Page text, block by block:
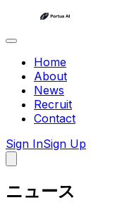
Home
About
News
Recruit
Contact
Sign InSign Up
ニュース